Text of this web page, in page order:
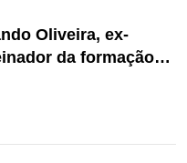
Oliveira, ex-
da formação
Feirense